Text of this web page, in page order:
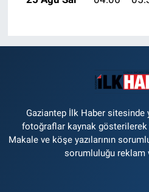
Gaziantep İlk Haber sitesinde
fotoğraflar kaynak gösterilerek
Makale ve köşe yazılarının
sorumluluğu reklam